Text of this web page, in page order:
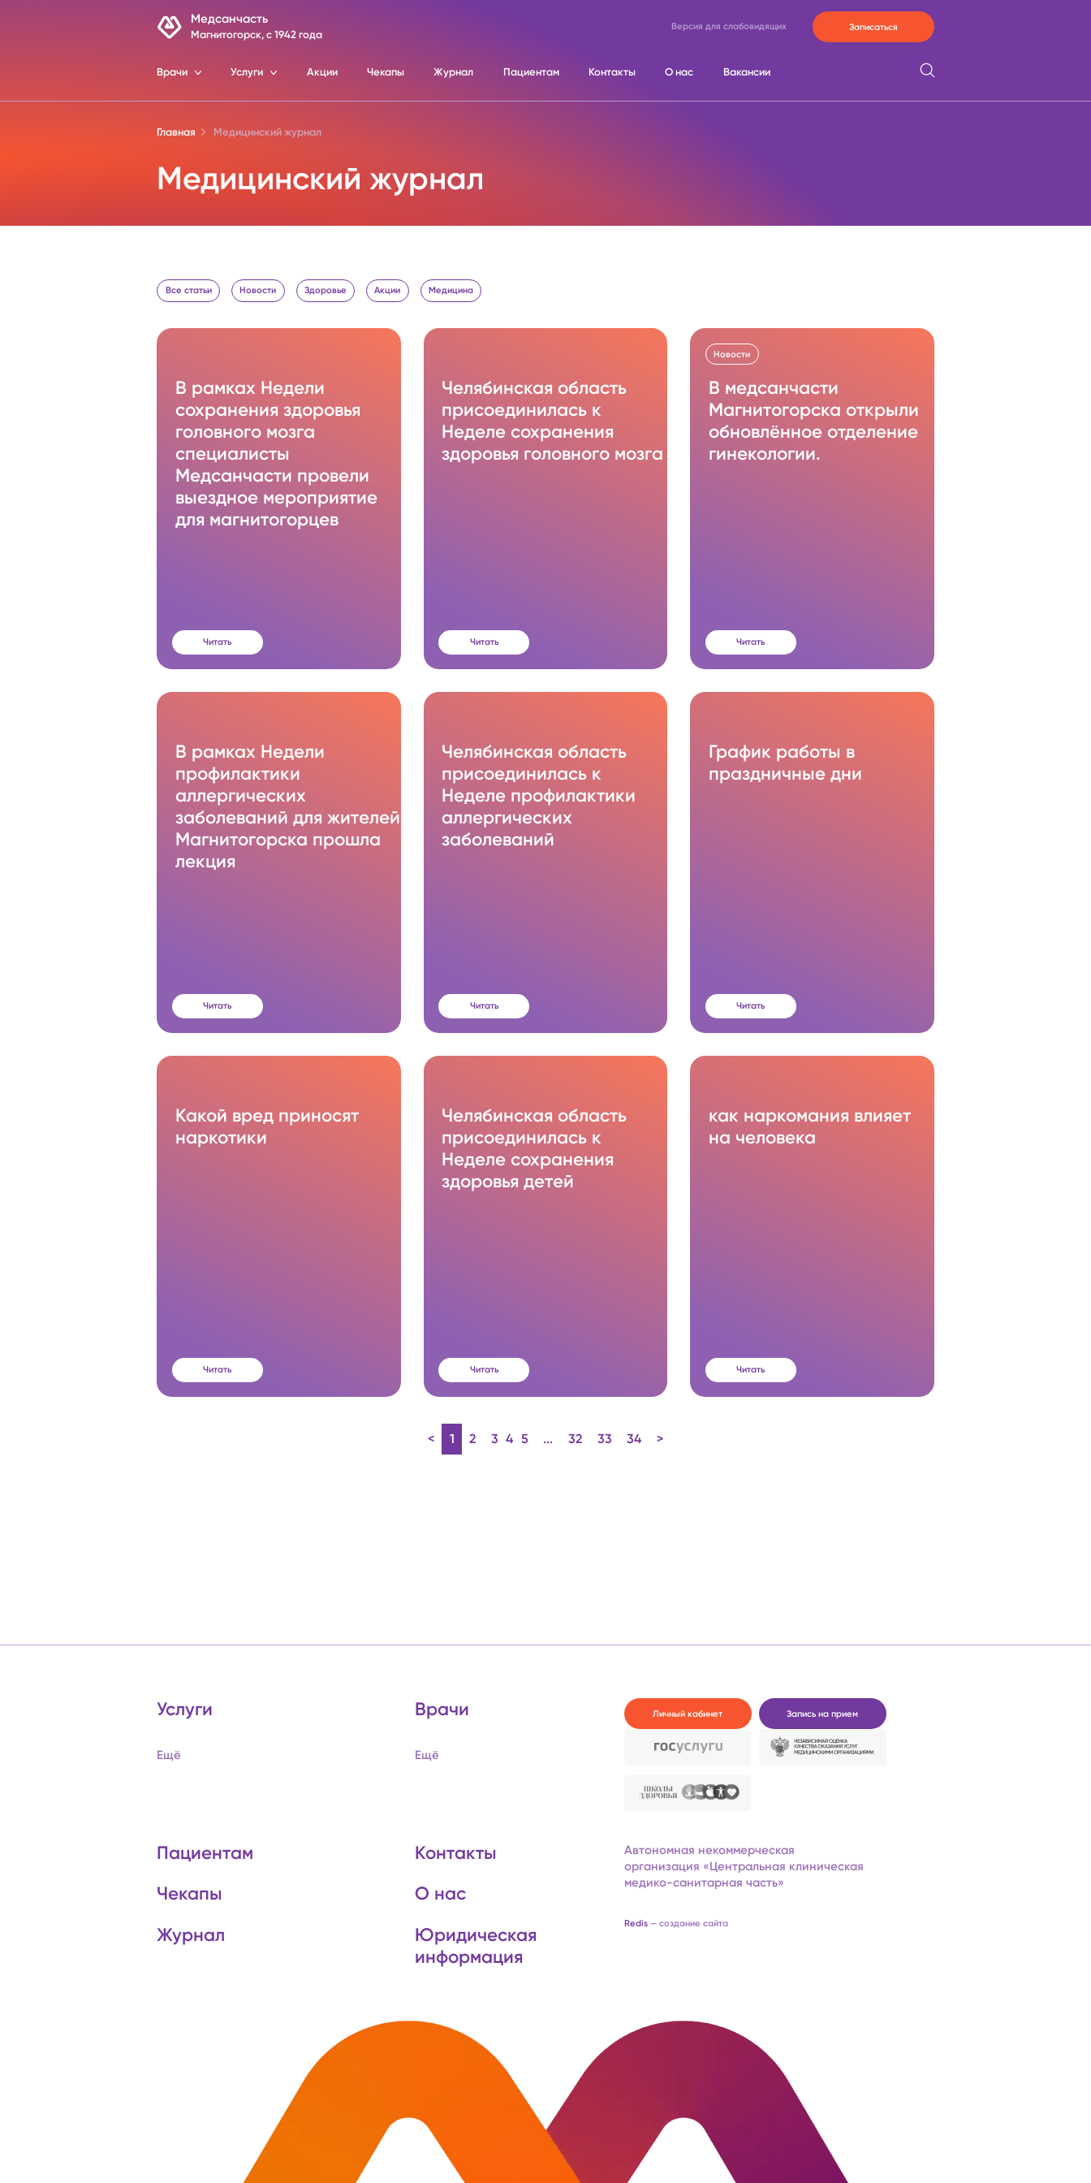
Медсанчасть
Магнитогорск, c 1942 года
Версия для слабовидящих Записаться
Врачи Услуги Акции Чекапы Журнал Пациентам Контакты О нас Вакансии
Главная Медицинский журнал
Медицинский журнал
Все статьи Новости Здоровье Акции Медицина
В рамках Недели
сохранения здоровья
головного мозга
специалисты
Медсанчасти провели
выездное мероприятие
для магнитогорцев
Читать
Челябинская область
присоединилась к
Неделе сохранения
здоровья головного мозга
Читать
Новости
В медсанчасти
Магнитогорска открыли
обновлённое отделение
гинекологии.
Читать
В рамках Недели
профилактики
аллергических
заболеваний для жителей
Магнитогорска прошла
лекция
Читать
Челябинская область
присоединилась к
Неделе профилактики
аллергических
заболеваний
Читать
График работы в
праздничные дни
Читать
Какой вред приносят
наркотики
Читать
Челябинская область
присоединилась к
Неделе сохранения
здоровья детей
Читать
как наркомания влияет
на человека
Читать
< 1 2 3 4 5 ... 32 33 34 >
Услуги
Ещё
Врачи
Ещё
Личный кабинет Запись на прием
Пациентам
Чекапы
Журнал
Контакты
О нас
Юридическая
информация
Автономная некоммерческая
организация «Центральная клиническая
медико-санитарная часть»
Redis— создание сайта